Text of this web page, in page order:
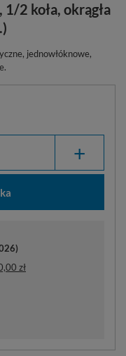
1/2 koła, okrągła
jednowłóknowe,
+
zł